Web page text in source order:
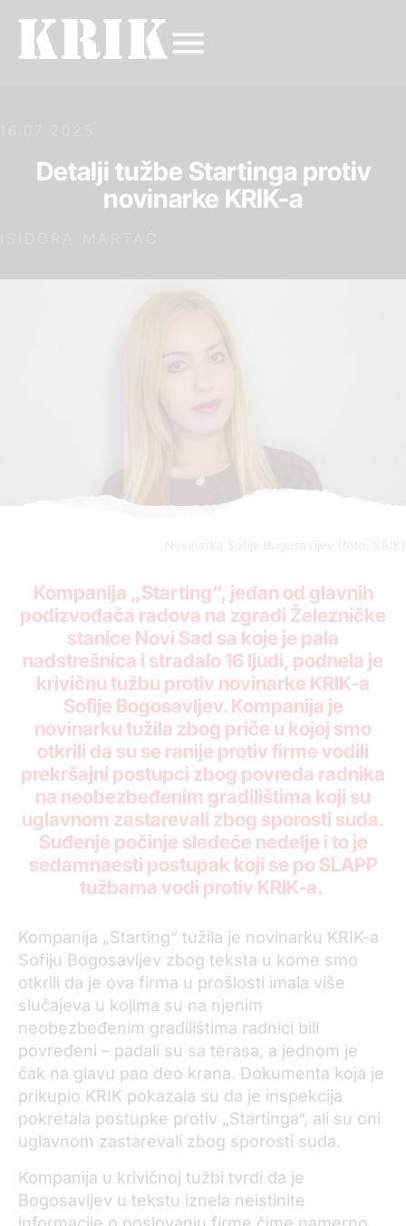
16.07.2025.
Detalji tužbe Startinga protiv
novinarke KRIK-a
Novinarka Sofija Bogosavljev (foto: KRIK)
Kompanija „Starting“, jedan od glavnih
podizvođača radova na zgradi Železničke
stanice Novi Sad sa koje je pala
nadstrešnica i stradalo 16 ljudi, podnela je
krivičnu tužbu protiv novinarke KRIK-a
Sofije Bogosavljev. Kompanija je
novinarku tužila zbog priče u kojoj smo
otkrili da su se ranije protiv firme vodili
prekršajni postupci zbog povreda radnika
na neobezbeđenim gradilištima koji su
uglavnom zastarevali zbog sporosti suda.
Suđenje počinje sledeće nedelje i to je
sedamnaesti postupak koji se po SLAPP
tužbama vodi protiv KRIK-a.
Kompanija „Starting“ tužila je novinarku KRIK-a
Sofiju Bogosavljev zbog teksta u kome smo
otkrili da je ova firma u prošlosti imala više
slučajeva u kojima su na njenim
neobezbeđenim gradilištima radnici bili
povređeni – padali su sa terasa, a jednom je
čak na glavu pao deo krana. Dokumenta koja je
prikupio KRIK pokazala su da je inspekcija
pokretala postupke protiv „Startinga“, ali su oni
uglavnom zastarevali zbog sporosti suda.
Kompanija u krivičnoj tužbi tvrdi da je
Bogosavljev u tekstu iznela neistinite